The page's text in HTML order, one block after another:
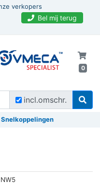
verkopers
Bel mij terug
0
incl.omschr.
Snelkoppelingen